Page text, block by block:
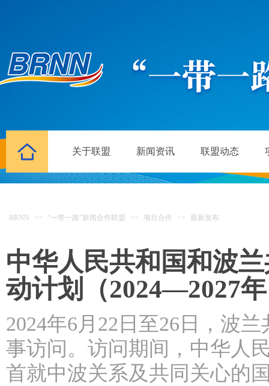
关于联盟 新闻资讯 联盟动态
BRNN >> “一带一路”新闻合作联盟 >> 项目合作 >> 最新发布
中华人民共和国和波
动计划（2024—2027
2024年6月22日至26日，波
事访问。访问期间，中华人
首就中波关系及共同关心的